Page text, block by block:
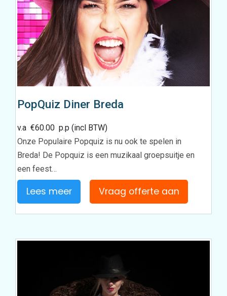
PopQuiz Diner Breda
v.a€60.00 p.p (incl BTW)
Onze Populaire Popquiz is nu ook te spelen in
Breda! De Popquiz is een muzikaal groepsuitje en
een feest…
Lees meer Vraag offerte aan